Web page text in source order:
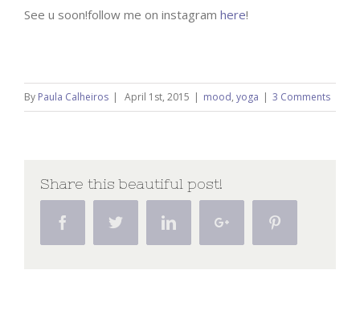
See u soon!follow me on instagram here!
By Paula Calheiros April 1st, 2015 mood, yoga 3 Comments
Share this beautiful post!
Facebook Twitter LinkedinGoogle+